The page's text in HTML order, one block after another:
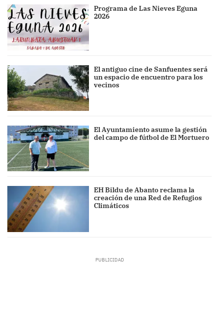
Programa de Las Nieves Eguna
2026
El antiguo cine de Sanfuentes será
un espacio de encuentro para los
vecinos
El Ayuntamiento asume la gestión
del campo de fútbol de El Mortuero
EH Bildu de Abanto reclama la
creación de una Red de Refugios
Climáticos